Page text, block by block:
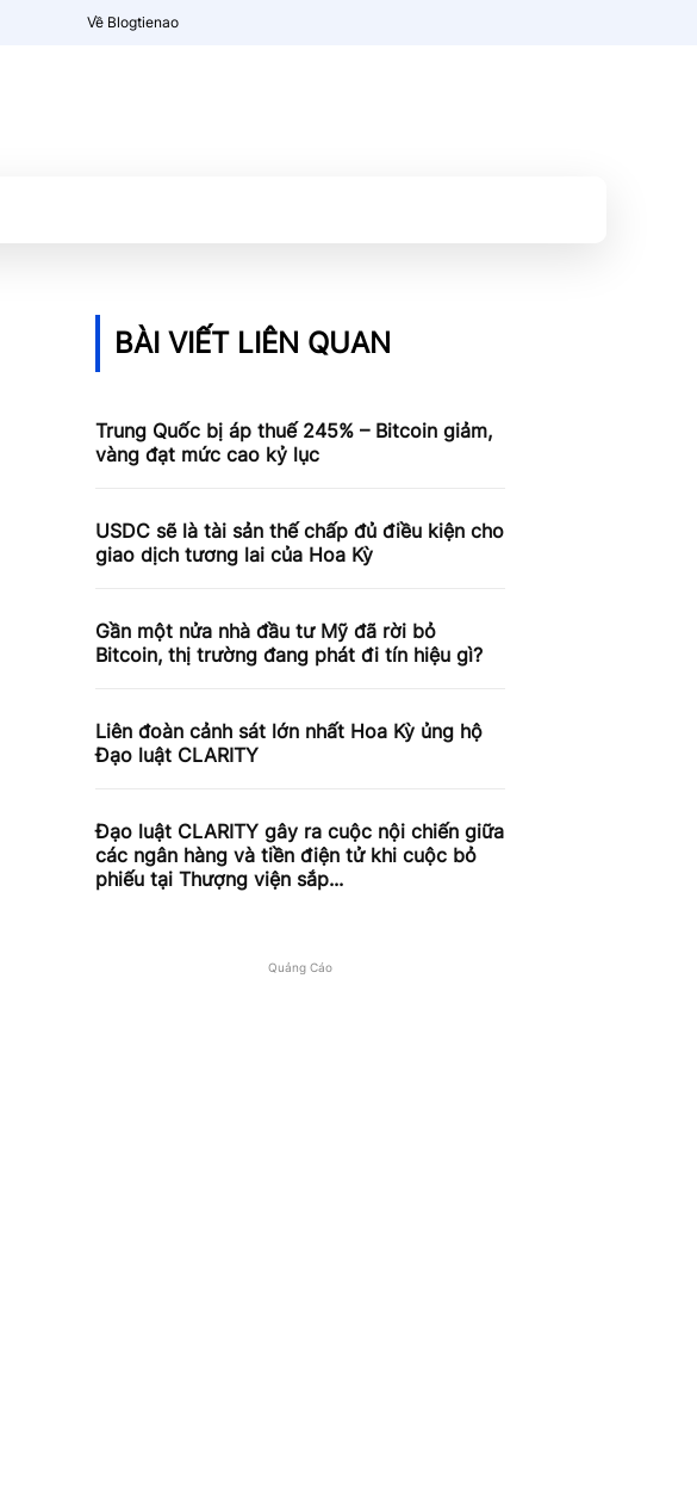
Về Blogtienao
BÀI VIẾT LIÊN QUAN
Trung Quốc bị áp thuế 245% – Bitcoin giảm,
vàng đạt mức cao kỷ lục
USDC sẽ là tài sản thế chấp đủ điều kiện cho
giao dịch tương lai của Hoa Kỳ
Gần một nửa nhà đầu tư Mỹ đã rời bỏ
Bitcoin, thị trường đang phát đi tín hiệu gì?
Liên đoàn cảnh sát lớn nhất Hoa Kỳ ủng hộ
Đạo luật CLARITY
Đạo luật CLARITY gây ra cuộc nội chiến giữa
các ngân hàng và tiền điện tử khi cuộc bỏ
phiếu tại Thượng viện sắp...
Quảng Cáo